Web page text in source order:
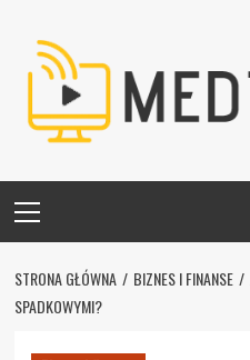
content
Menu
STRONA GŁÓWNA BIZNES I FINANSE
SPADKOWYMI?